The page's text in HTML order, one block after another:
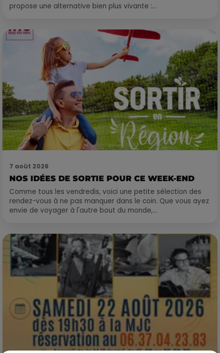
propose une alternative bien plus vivante :...
7 août 2026
NOS IDÉES DE SORTIE POUR CE WEEK-END
Comme tous les vendredis, voici une petite sélection des
rendez-vous à ne pas manquer dans le coin. Que vous ayez
envie de voyager à l'autre bout du monde,...